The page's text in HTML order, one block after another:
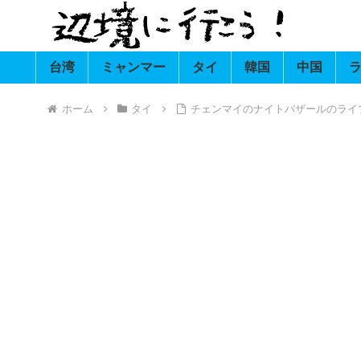
台湾 ミャンマー タイ 韓国 中国
ホーム タイ チェンマイのナイトバザールのラ